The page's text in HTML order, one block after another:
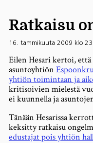
Ratkaisu
16. tammikuuta 2009 klo
Eilen Hesari kertoi,
asuntoyhtiön
yhtiön toimintaan ja
kritisoivien mielestä
ei kuunnella ja
Tänään Hesarissa
keksitty ratkaisu
edustajat pois yhtiön